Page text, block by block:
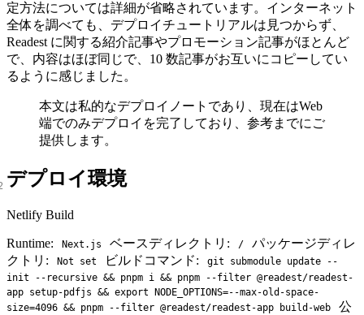
定方法については詳細が省略されています。インターネット
全体を調べても、デプロイチュートリアルは見つからず、
Readest に関する紹介記事やプロモーション記事がほとんど
で、内容はほぼ同じで、10 数記事がお互いにコピーしてい
るように感じました。
本文は私的なデプロイノートであり、現在はWeb
端でのみデプロイを完了しており、参考までにご
提供します。
デプロイ環境
Netlify Build
Runtime: Next.js ベースディレクトリ: /
パッケージディレ
クトリ:
Not set ビルドコマンド:
git submodule update --
init --recursive && pnpm i && pnpm --filter @readest/readest-
app setup-pdfjs && export NODE_OPTIONS=--max-old-space-
size=4096 && pnpm --filter @readest/readest-app build-web
公